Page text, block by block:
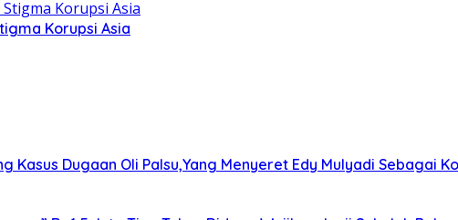
Korupsi Asia
Dugaan Oli Palsu,Yang Menyeret Edy Mulyadi Sebagai